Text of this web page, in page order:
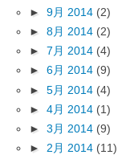
► 9月 2014 (2)
► 8月 2014 (2)
► 7月 2014 (4)
► 6月 2014 (9)
► 5月 2014 (4)
► 4月 2014 (1)
► 3月 2014 (9)
► 2月 2014 (11)